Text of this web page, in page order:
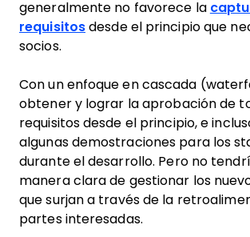
generalmente no favorece la
requisitos desde el principio que
socios.
Con un enfoque en cascada
obtener y lograr la aprobación de
requisitos desde el principio, e
algunas demostraciones para los
durante el desarrollo. Pero no
manera clara de gestionar los
que surjan a través de la
partes interesadas.